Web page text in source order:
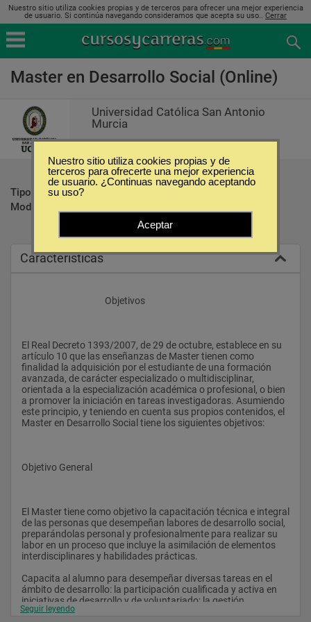
Nuestro sitio utiliza cookies propias y de terceros para ofrecer una mejor experiencia
de usuario. Si continúa navegando consideramos que acepta su uso.. Cerrar
Master en Desarrollo Social (Online)
Universidad Católica San Antonio
Murcia
Tipo:
Modalidad:
Caracteristicas
					Objetivos
El Real Decreto 1393/2007, de 29 de octubre, establece en su
artículo 10 que las enseñanzas de Master tienen como
finalidad la adquisición por el estudiante de una formación
avanzada, de carácter especializado o multidisciplinar,
orientada a la especialización académica o profesional, o bien
a promover la iniciación en tareas investigadoras. Asumiendo
este principio, y teniendo en cuenta sus propios contenidos, el
Master en Desarrollo Social tiene los siguientes objetivos:
Objetivo General
El Master tiene como objetivo la capacitación técnica e integral
de las personas que desempeñan labores de desarrollo social,
preparándolas personal y profesionalmente para realizar su
labor en un proceso que incluye la asimilación de elementos
interdisciplinares y habilidades prácticas.
Capacita al alumno para desempeñar diversas tareas en el
ámbito de desarrollo: la participación cualificada y activa en
iniciativas de desarrollo y de voluntariado; la gestión,
animación y evaluación de recursos sociales y proyectos de
Seguir leyendo
Nuestro sitio utiliza cookies propias y de
terceros para ofrecerte una mejor experiencia
de usuario. ¿Continuas navegando aceptando
su uso?
Aceptar